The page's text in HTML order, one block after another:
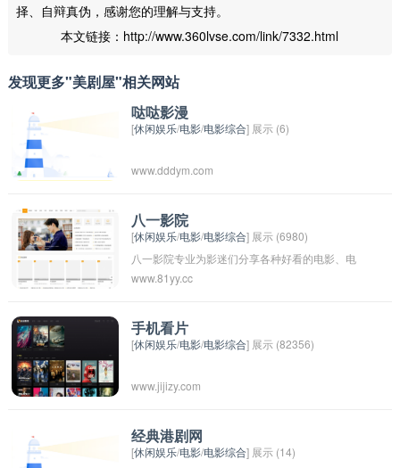
择、自辩真伪，感谢您的理解与支持。
本文链接：http://www.360lvse.com/link/7332.html
发现更多"美剧屋"相关网站
哒哒影漫
[休闲娱乐/电影/电影综合] 展示 (6)
www.dddym.com
八一影院
[休闲娱乐/电影/电影综合] 展示 (6980)
八一影院专业为影迷们分享各种好看的电影、电
视剧、高清电影、免费电视剧、免费电影、动
www.81yy.cc
手机看片
[休闲娱乐/电影/电影综合] 展示 (82356)
www.jijizy.com
经典港剧网
[休闲娱乐/电影/电影综合] 展示 (14)